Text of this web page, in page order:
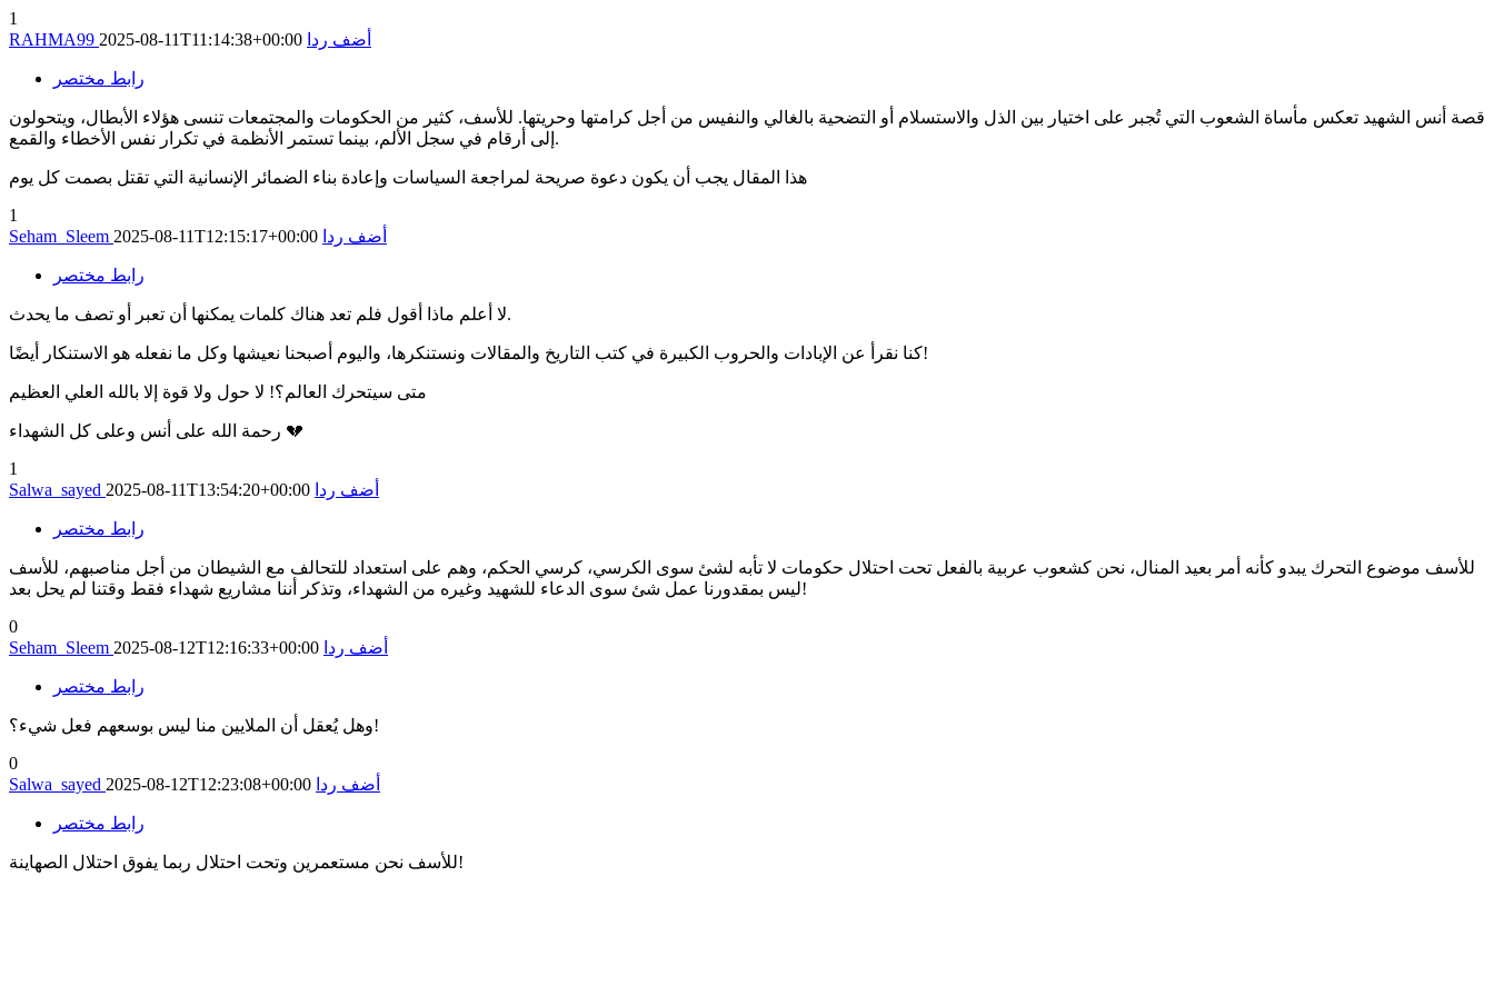
1
RAHMA99 2025-08-11T11:14:38+00:00 أضف ردا
رابط مختصر
قصة أنس الشهيد تعكس مأساة الشعوب التي تُجبر على اختيار بين الذل والاستسلام أو التضحية بالغالي والنفيس من أجل كرامتها وحريتها. للأسف، كثير من الحكومات والمجتمعات تنسى هؤلاء الأبطال، ويتحولون
إلى أرقام في سجل الألم، بينما تستمر الأنظمة في تكرار نفس الأخطاء والقمع.
هذا المقال يجب أن يكون دعوة صريحة لمراجعة السياسات وإعادة بناء الضمائر الإنسانية التي تقتل بصمت كل يوم
1
Seham_Sleem 2025-08-11T12:15:17+00:00 أضف ردا
رابط مختصر
لا أعلم ماذا أقول فلم تعد هناك كلمات يمكنها أن تعبر أو تصف ما يحدث.
كنا نقرأ عن الإبادات والحروب الكبيرة في كتب التاريخ والمقالات ونستنكرها، واليوم أصبحنا نعيشها وكل ما نفعله هو الاستنكار أيضًا!
متى سيتحرك العالم؟! لا حول ولا قوة إلا بالله العلي العظيم
رحمة الله على أنس وعلى كل الشهداء 💔
1
Salwa_sayed 2025-08-11T13:54:20+00:00 أضف ردا
رابط مختصر
للأسف موضوع التحرك يبدو كأنه أمر بعيد المنال، نحن كشعوب عربية بالفعل تحت احتلال حكومات لا تأبه لشئ سوى الكرسي، كرسي الحكم، وهم على استعداد للتحالف مع الشيطان من أجل مناصبهم، للأسف
ليس بمقدورنا عمل شئ سوى الدعاء للشهيد وغيره من الشهداء، وتذكر أننا مشاريع شهداء فقط وقتنا لم يحل بعد!
0
Seham_Sleem 2025-08-12T12:16:33+00:00 أضف ردا
رابط مختصر
وهل يُعقل أن الملايين منا ليس بوسعهم فعل شيء؟!
0
Salwa_sayed 2025-08-12T12:23:08+00:00 أضف ردا
رابط مختصر
للأسف نحن مستعمرين وتحت احتلال ربما يفوق احتلال الصهاينة!